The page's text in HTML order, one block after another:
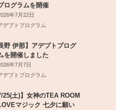
ログラムを開催
年7月22日
デプトプログラム
野 伊那】アデプトプログ
を開催しました
年7月7日
デプトプログラム
25(土)】女神のTEA ROOM
マジック 七夕に願い